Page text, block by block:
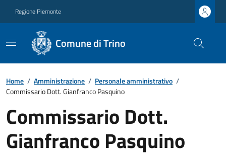
Regione Piemonte
Comune di Trino
Home / Amministrazione / Personale amministrativo /
Commissario Dott. Gianfranco Pasquino
Commissario Dott.
Gianfranco Pasquino